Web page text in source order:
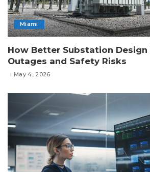
Miami
How Better Substation Design
Outages and Safety Risks
May 4, 2026